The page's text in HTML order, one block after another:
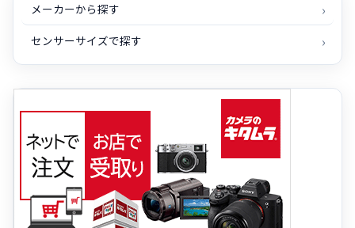
メーカーから探す
センサーサイズで探す